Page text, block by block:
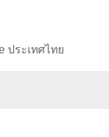
ประเทศไทย